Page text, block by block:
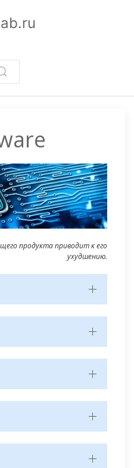
продукта приводит к его
ухудшению.